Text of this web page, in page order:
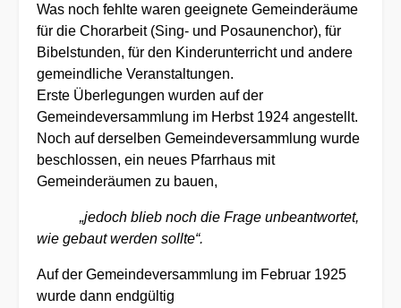
Was noch fehlte waren geeignete Gemeinderäume
für die Chorarbeit (Sing- und Posaunenchor), für
Bibelstunden, für den Kinderunterricht und andere
gemeindliche Veranstaltungen.
Erste Überlegungen wurden auf der
Gemeindeversammlung im Herbst 1924 angestellt.
Noch auf derselben Gemeindeversammlung wurde
beschlossen, ein neues Pfarrhaus mit
Gemeinderäumen zu bauen,
„jedoch blieb noch die Frage unbeantwortet,
wie gebaut werden sollte“.
Auf der Gemeindeversammlung im Februar 1925
wurde dann endgültig